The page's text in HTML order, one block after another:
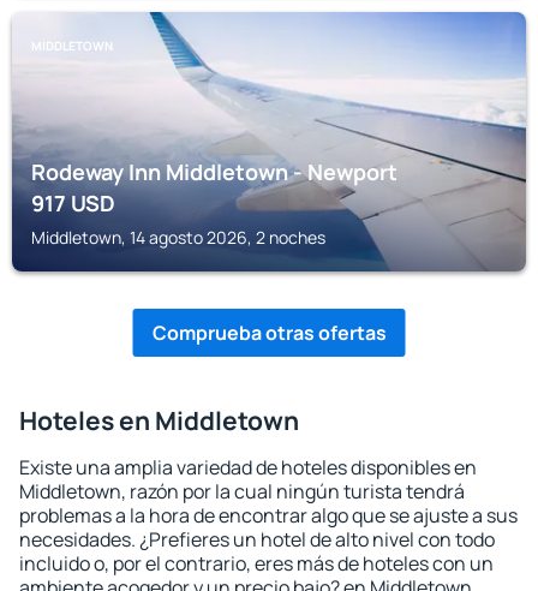
MIDDLETOWN
Rodeway Inn Middletown - Newport
917USD
Middletown, 14 agosto 2026, 2 noches
Comprueba otras ofertas
Hoteles en Middletown
Existe una amplia variedad de hoteles disponibles en
Middletown, razón por la cual ningún turista tendrá
problemas a la hora de encontrar algo que se ajuste a sus
necesidades. ¿Prefieres un hotel de alto nivel con todo
incluido o, por el contrario, eres más de hoteles con un